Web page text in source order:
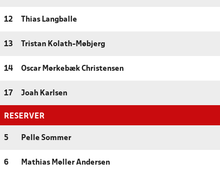
12 Thias Langballe
13 Tristan Kolath-Møbjerg
14 Oscar Mørkebæk Christensen
17 Joah Karlsen
RESERVER
5 Pelle Sommer
6 Mathias Møller Andersen